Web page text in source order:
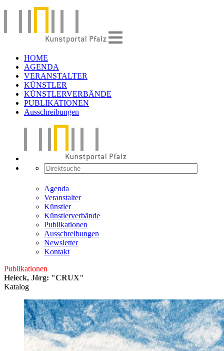
HOME
AGENDA
VERANSTALTER
KÜNSTLER
KÜNSTLERVERBÄNDE
PUBLIKATIONEN
Ausschreibungen
Agenda
Veranstalter
Künstler
Künstlerverbände
Publikationen
Ausschreibungen
Newsletter
Kontakt
Publikationen
Heieck, Jörg: "CRUX"
Katalog